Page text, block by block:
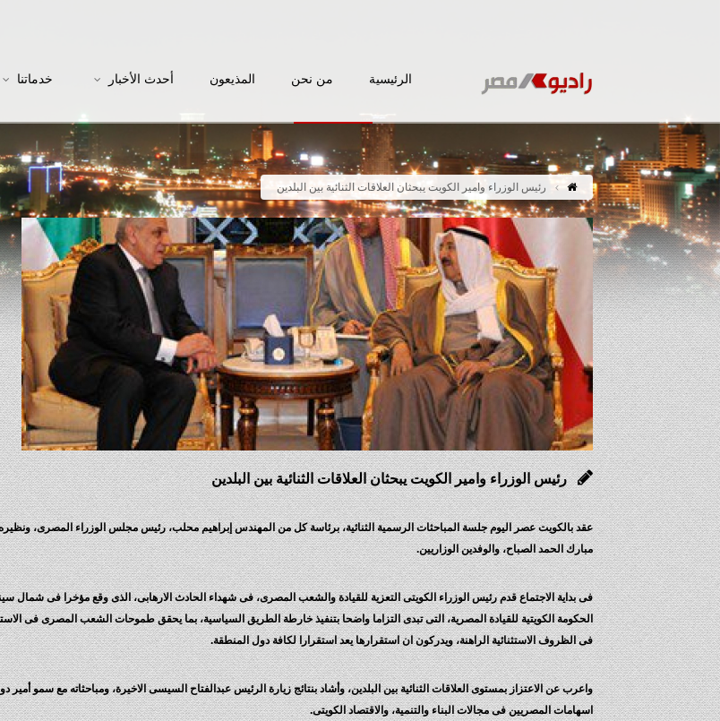
الرئيسية من نحن المذيعون أحدث الأخبار خدماتنا
رئيس الوزراء وامير الكويت يبحثان العلاقات الثنائية بين البلدين
رئيس الوزراء وامير الكويت يبحثان العلاقات الثنائية بين البلدين
عقد بالكويت عصر اليوم جلسة المباحثات الرسمية الثنائية، برئاسة كل من المهندس إبراهيم محلب، رئيس مجلس الوزراء المصرى،
مبارك الحمد الصباح، والوفدين الوزاريين.
فى بداية الاجتماع قدم رئيس الوزراء الكويتى التعزية للقيادة والشعب المصرى، فى شهداء الحادث الارهابى، الذى وقع مؤخرا فى شمال
الحكومة الكويتية للقيادة المصرية، التى تبدى التزاما واضحا بتنفيذ خارطة الطريق السياسية، بما يحقق طموحات الشعب المصرى فى
فى الظروف الاستثنائية الراهنة، ويدركون ان استقرارها يعد استقرارا لكافة دول المنطقة.
واعرب عن الاعتزاز بمستوى العلاقات الثنائية بين البلدين، وأشاد بنتائج زيارة الرئيس عبدالفتاح السيسى الاخيرة، ومباحثاته مع سمو
اسهامات المصريين فى مجالات البناء والتنمية، والاقتصاد الكويتى.